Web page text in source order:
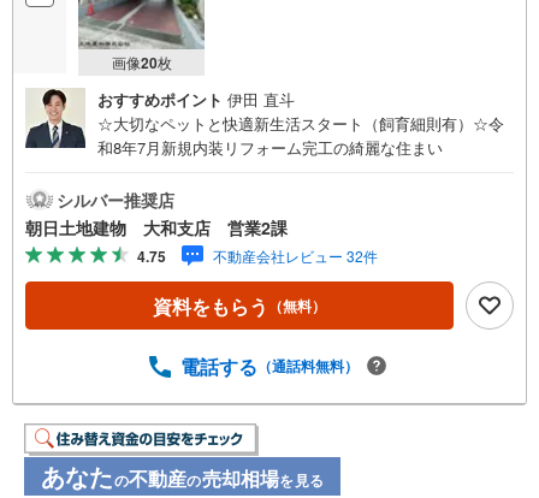
画像20枚
おすすめポイント 伊田 直斗
☆大切なペットと快適新生活スタート（飼育細則有）☆令
和8年7月新規内装リフォーム完工の綺麗な住まい
シルバー推奨店
朝日土地建物 大和支店 営業2課
4.75 不動産会社レビュー 32件
資料をもらう （無料）
電話する （通話料無料）
あなたの不動産の売却相場を見る